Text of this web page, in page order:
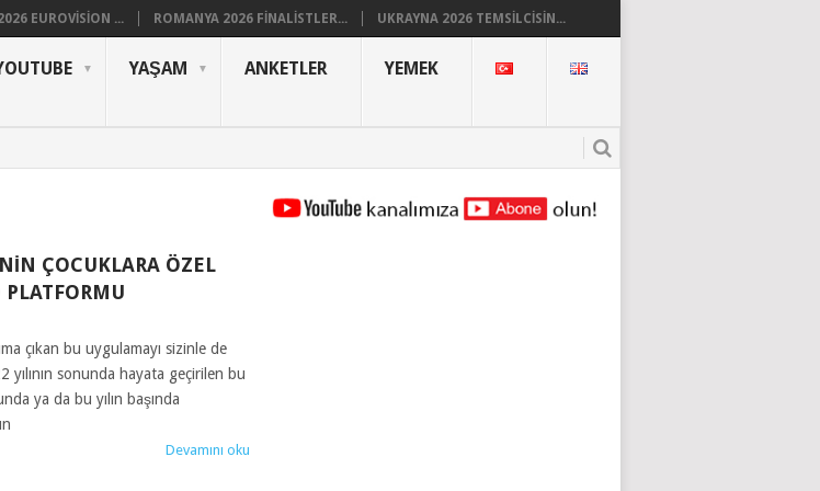
EUROVISION ... ROMANYA 2026 FINALISTLER... UKRAYNA 2026 TEMSILCISIN...
YAŞAM ANKETLER YEMEK
ÇOCUKLARA ÖZEL
PLATFORMU
çıkan bu uygulamayı sizinle de
yılının sonunda hayata geçirilen bu
ya da bu yılın başında
Devamını oku